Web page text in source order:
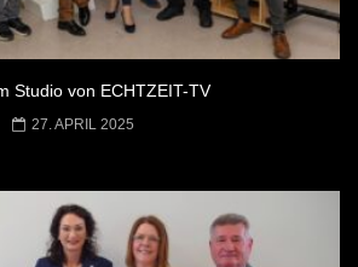
Studio von ECHTZEIT-TV
27. APRIL 2025